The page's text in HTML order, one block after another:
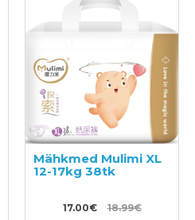
Mähkmed Mulimi XL
12-17kg 38tk
17.00€ 18.99€